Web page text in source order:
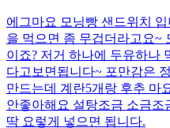
에그마요 모닝빵 샌드위치
을 먹으면 좀 무겁더라고요~
이죠? 저거 하나에 두유하나
다고보면됩니다~ 포만감은
만드는데 계란5개랑 후추 마
안좋아해요 설탕조금 소금
딱 요렇게 넣으면 됩니다.